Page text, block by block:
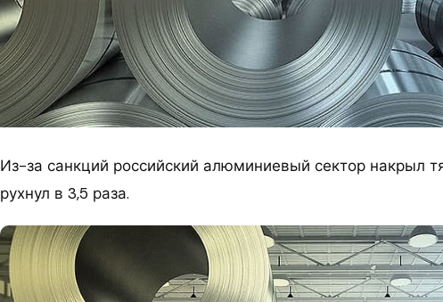
Из-за санкций российский алюминиевый сектор накрыл
рухнул в 3,5 раза.